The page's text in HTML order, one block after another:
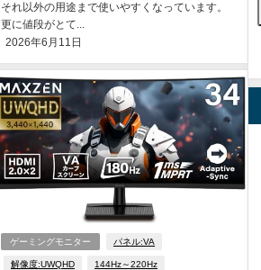
それ以外の用途まで使いやすくなっています。
更に値段がとて...
2026年6月11日
ゲーミングモニター パネル:VA
解像度:UWQHD 144Hz～220Hz